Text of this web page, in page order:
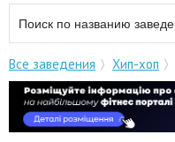
Все заведения Хип-хоп